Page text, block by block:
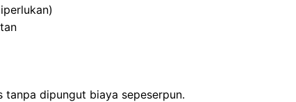
tanpa dipungut biaya sepeserpun.